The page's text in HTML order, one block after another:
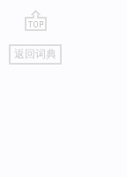
go
top
返回词典